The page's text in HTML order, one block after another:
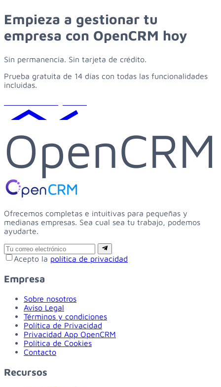
Empieza a gestionar tu
empresa con OpenCRM hoy
Sin permanencia. Sin tarjeta de crédito.
Prueba gratuita de 14 días con todas las funcionalidades
incluidas.
OpenCRM
Ofrecemos completas e intuitivas para pequeñas y
medianas empresas. Sea cual sea tu trabajo, podemos
ayudarte.
Email
Suscribirse
Acepto la política de privacidad
Empresa
Sobre nosotros
Aviso Legal
Términos y condiciones
Política de Privacidad
Privacidad App OpenCRM
Política de Cookies
Contacto
Recursos